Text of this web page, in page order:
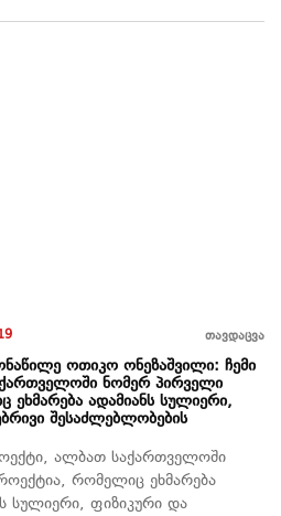
თავდაცვა
ოთიკო ონეზაშვილი: ჩემი
ნომერ პირველი
ადამიანს სულიერი,
შესაძლებლობების
ალბათ საქართველოში
რომელიც ეხმარება
სულიერი, ფიზიკური და